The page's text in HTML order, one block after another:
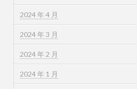
2024 年 4 月
2024 年 3 月
2024 年 2 月
2024 年 1 月